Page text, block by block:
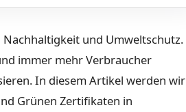
und Umweltschutz.
immer mehr Verbraucher
In diesem Artikel werden wir
Grünen Zertifikaten in